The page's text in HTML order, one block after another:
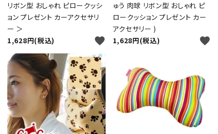
リボン型 おしゃれ ピロークッシ
ョン プレゼント カーアクセサリ
ー ＞
1,628円(税込)
favorite
ゅう 肉球 リボン型 おしゃれ ピ
ロークッション プレゼント カー
アクセサリー )
1,628円(税込)
favorite
キーワード
カテゴリー
検索する